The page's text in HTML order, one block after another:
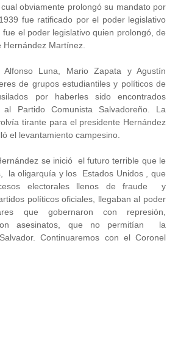
obviamente prolongó su mandato por
fue ratificado por el poder legislativo
el poder legislativo quien prolongó, de
Hernández Martínez.
Luna, Mario Zapata y Agustín
de grupos estudiantiles y políticos de
por haberles sido encontrados
Partido Comunista Salvadoreño. La
tirante para el presidente Hernández
el levantamiento campesino.
se inició el futuro terrible que le
la oligarquía y los Estados Unidos , que
electorales llenos de fraude y
políticos oficiales, llegaban al poder
que gobernaron con represión,
asesinatos, que no permitían la
Continuaremos con el Coronel